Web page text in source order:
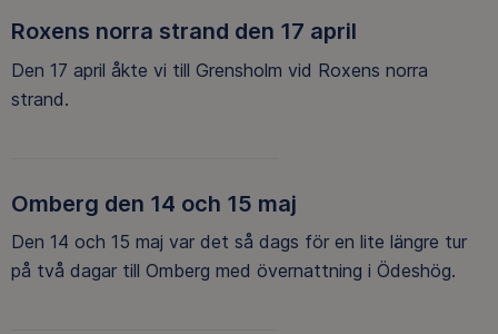
Roxens norra strand den 17 april
Den 17 april åkte vi till Grensholm vid Roxens norra
strand.
Omberg den 14 och 15 maj
Den 14 och 15 maj var det så dags för en lite längre tur
på två dagar till Omberg med övernattning i Ödeshög.